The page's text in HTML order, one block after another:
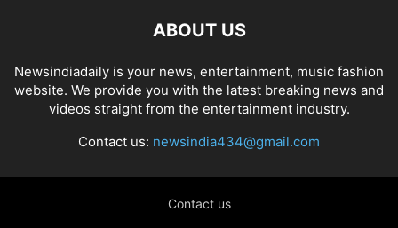
ABOUT US
Newsindiadaily is your news, entertainment, music fashion
website. We provide you with the latest breaking news and
videos straight from the entertainment industry.
Contact us: newsindia434@gmail.com
Contact us